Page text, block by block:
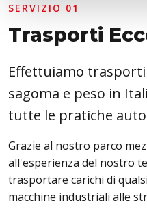
SERVIZIO 01
Trasporti
Effettuiamo
sagoma e peso in
tutte le pratiche
Grazie al nostro parco
all'esperienza del nostro
trasportare carichi di
macchine industriali alle